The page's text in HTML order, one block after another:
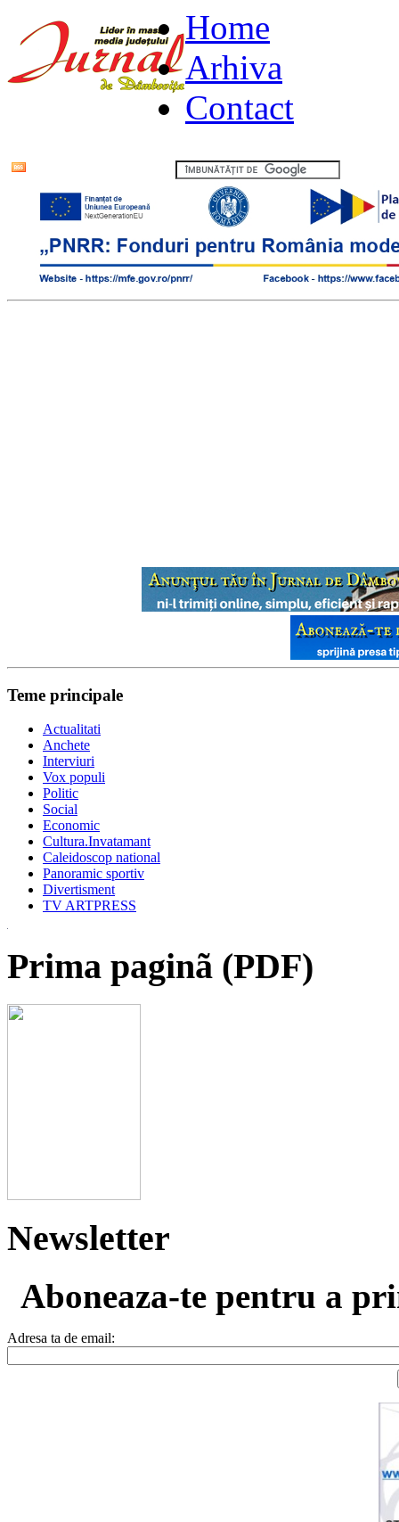
Home
Arhiva
Contact
Teme principale
Actualitati
Anchete
Interviuri
Vox populi
Politic
Social
Economic
Cultura.Invatamant
Caleidoscop national
Panoramic sportiv
Divertisment
TV ARTPRESS
Prima paginã (PDF)
Newsletter
Aboneaza-te pentru a
Adresa ta de email: